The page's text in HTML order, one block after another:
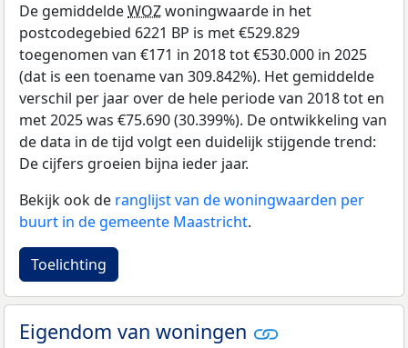
De gemiddeldeWOZwoningwaarde in het
postcodegebied 6221 BP is met €529.829
toegenomen van €171 in 2018 tot €530.000 in 2025
(dat is een toename van 309.842%). Het gemiddelde
verschil per jaar over de hele periode van 2018 tot en
met 2025 was €75.690 (30.399%). De ontwikkeling van
de data in de tijd volgt een duidelijk stijgende trend:
De cijfers groeien bijna ieder jaar.
Bekijk ook de ranglijst van de woningwaarden per
buurt in de gemeente Maastricht.
Toelichting
Eigendom van woningen